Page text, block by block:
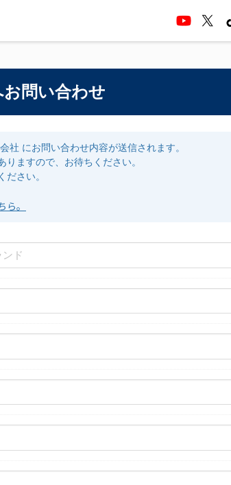
問い合わせ
社 にお問い合わせ内容が送信されます。
ますので、お待ちください。
さい。
。